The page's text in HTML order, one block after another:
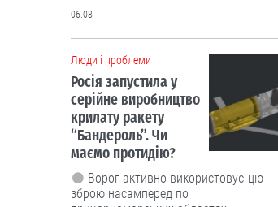
06.08
Люди і проблеми
Росія запустила у
серійне виробництво
крилату ракету
“Бандероль”. Чи
маємо протидію?
Ворог активно використовує цю
зброю насамперед по